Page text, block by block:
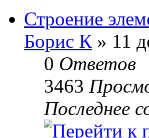
Строение
Борис К » 11
0 Ответов
3463
Последнее